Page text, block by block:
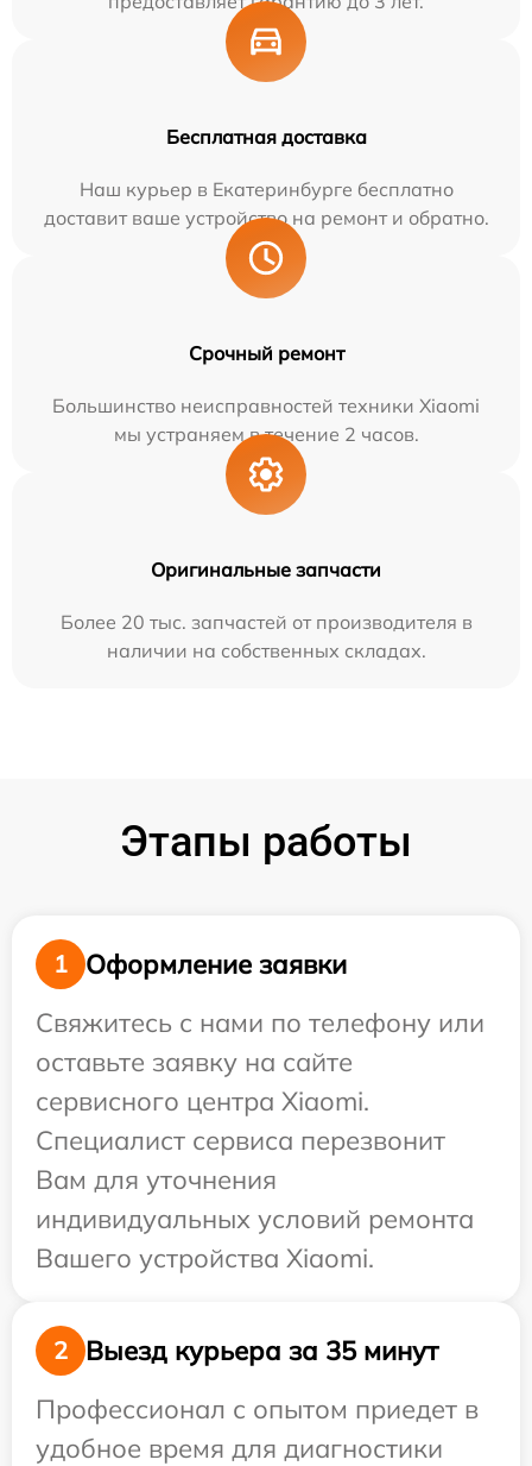
Бесплатная доставка
Наш курьер в Екатеринбурге бесплатно
доставит ваше устройство на ремонт и обратно.
Срочный ремонт
Большинство неисправностей техники Xiaomi
мы устраняем в течение 2 часов.
Оригинальные запчасти
Более 20 тыс. запчастей от производителя в
наличии на собственных складах.
Этапы работы
1
Оформление заявки
Свяжитесь с нами по телефону или
оставьте заявку на сайте
сервисного центра Xiaomi.
Специалист сервиса перезвонит
Вам для уточнения
индивидуальных условий ремонта
Вашего устройства Xiaomi.
2
Выезд курьера за 35 минут
Профессионал с опытом приедет в
удобное время для диагностики